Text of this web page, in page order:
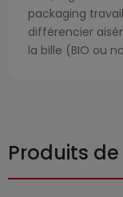
packaging
différencier
la bille (BIO ou
Produits